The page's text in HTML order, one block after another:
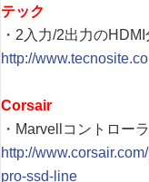
テック
・2入力/2出力の
http://
Corsair
・Marvellコントロー
http://
pro-ssd-line